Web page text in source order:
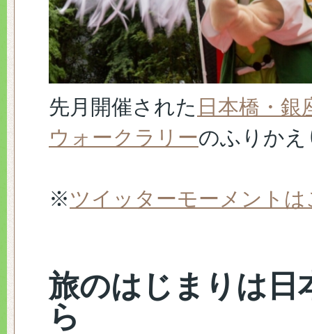
先月開催された 日本橋・銀
ウォークラリーのふりか
※ツイッターモーメントは
旅のはじまりは日
ら